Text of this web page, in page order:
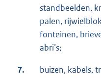
standbeelden,
palen,
fonteinen,
abri’s;
7. buizen, kabels,